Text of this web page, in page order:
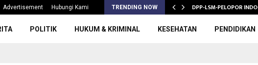
Advertisement Hubungi Kami TRENDING NOW
6 Gelar MPLS 2026/2027,… DPP-LSM-PELOPOR
POLITIK HUKUM & KRIMINAL KESEHATAN PENDIDIKAN